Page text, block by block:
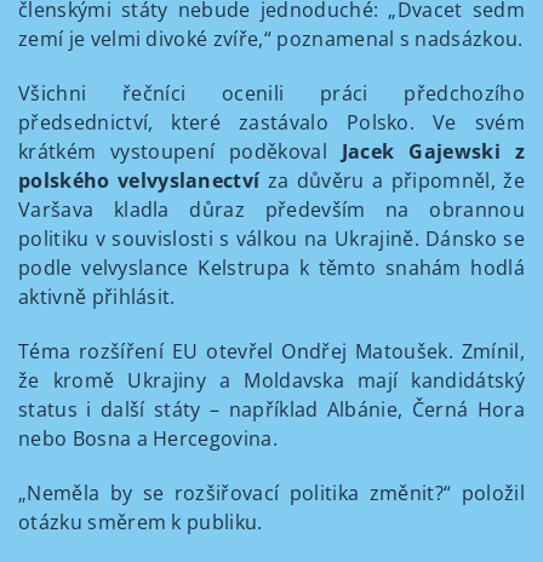
členskými státy nebude jednoduché: „Dvacet sedm
zemí je velmi divoké zvíře,“ poznamenal s nadsázkou.
Všichni řečníci ocenili práci předchozího
předsednictví, které zastávalo Polsko. Ve svém
krátkém vystoupení poděkoval Jacek Gajewski z
polského velvyslanectvíza důvěru a připomněl, že
Varšava kladla důraz především na obrannou
politiku v souvislosti s válkou na Ukrajině. Dánsko se
podle velvyslance Kelstrupa k těmto snahám hodlá
aktivně přihlásit.
Téma rozšíření EU otevřel Ondřej Matoušek. Zmínil,
že kromě Ukrajiny a Moldavska mají kandidátský
status i další státy – například Albánie, Černá Hora
nebo Bosna a Hercegovina.
„Neměla by se rozšiřovací politika změnit?“ položil
otázku směrem k publiku.